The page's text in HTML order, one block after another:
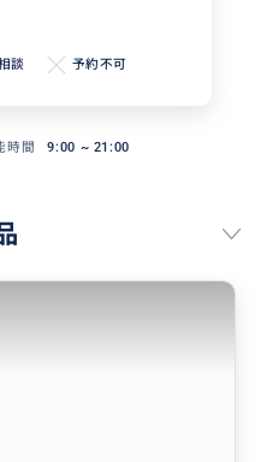
談 予約不可
時間 9:00 ~ 21:00